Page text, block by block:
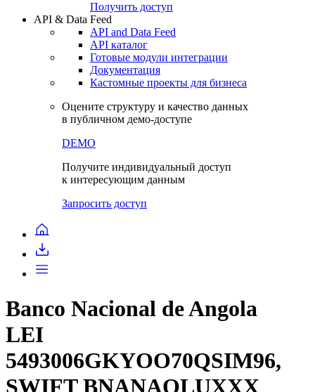
Получить доступ
API & Data Feed
API and Data Feed
API каталог
Готовые модули интеграции
Документация
Кастомные проекты для бизнеса
Оцените структуру и качество данных
в публичном демо-доступе
DEMO
Получите индивидуальный доступ
к интересующим данным
Запросить доступ
Banco Nacional de Angola
LEI
5493006GKYOO70QSIM96,
SWIFT BNANAOLUXXX